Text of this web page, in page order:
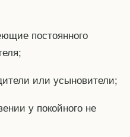
постоянного
или усыновители;
у покойного не